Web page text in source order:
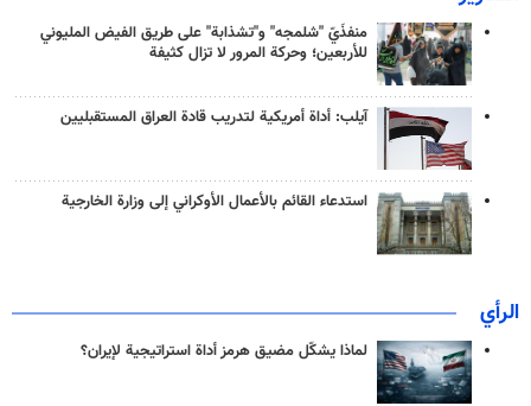
منفذَيّ "شلمجه" و"تشذابة" على طريق الفيض المليوني
للأربعين؛ وحركة المرور لا تزال كثيفة
آيلب: أداة أمريكية لتدريب قادة العراق المستقبليين
استدعاء القائم بالأعمال الأوكراني إلى وزارة الخارجية
الرأي
لماذا يشكّل مضيق هرمز أداة استراتيجية لإيران؟